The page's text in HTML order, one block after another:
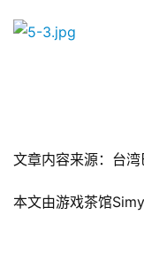
文章内容来源：台
本文由游戏茶馆